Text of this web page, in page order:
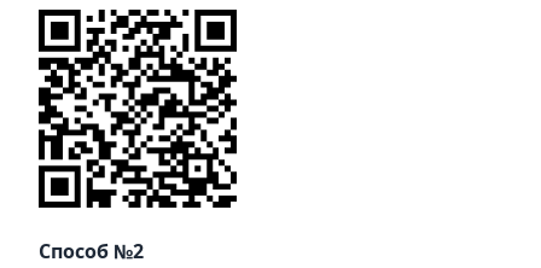
Способ №2